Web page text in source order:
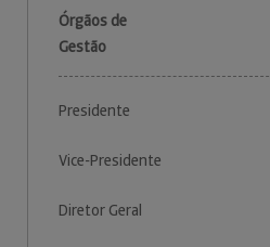
Órgãos de
Gestão
Presidente
Vice-Presidente
Diretor Geral